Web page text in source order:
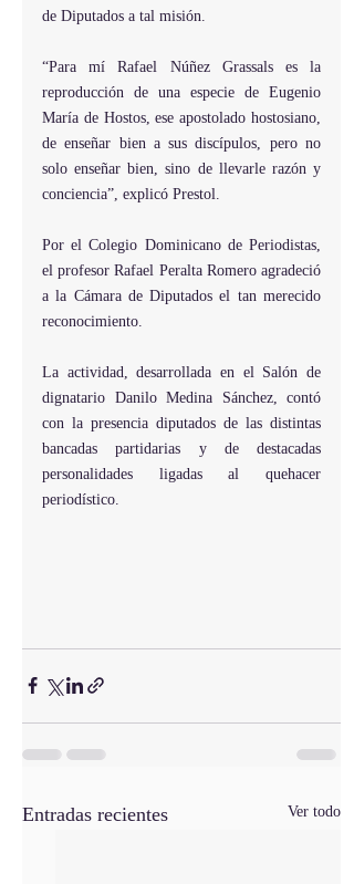
de Diputados a tal misión.
“Para mí Rafael Núñez Grassals es la
reproducción de una especie de Eugenio
María de Hostos, ese apostolado hostosiano,
de enseñar bien a sus discípulos, pero no
solo enseñar bien, sino de llevarle razón y
conciencia”, explicó Prestol.
Por el Colegio Dominicano de Periodistas,
el profesor Rafael Peralta Romero agradeció
a la Cámara de Diputados el tan merecido
reconocimiento.
La actividad, desarrollada en el Salón de
dignatario Danilo Medina Sánchez, contó
con la presencia diputados de las distintas
bancadas partidarias y de destacadas
personalidades ligadas al quehacer
periodístico.
Entradas recientes Ver todo